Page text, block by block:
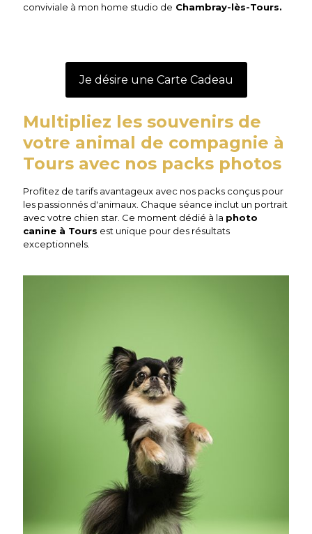
conviviale à mon home studio de Chambray-lès-Tours.
Je désire une Carte Cadeau
Multipliez les souvenirs de
votre animal de compagnie à
Tours avec nos packs photos
Profitez de tarifs avantageux avec nos packs conçus pour
les passionnés d'animaux. Chaque séance inclut un portrait
avec votre chien star. Ce moment dédié à la photo
canine à Tours est unique pour des résultats
exceptionnels.